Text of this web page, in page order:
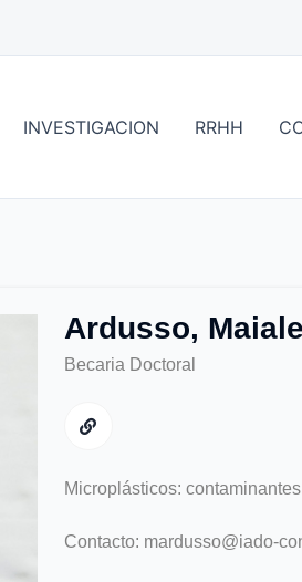
INVESTIGACION RRHH
Ardusso,
Becaria Doctoral
Microplásticos:
Contacto: mardusso@iado-